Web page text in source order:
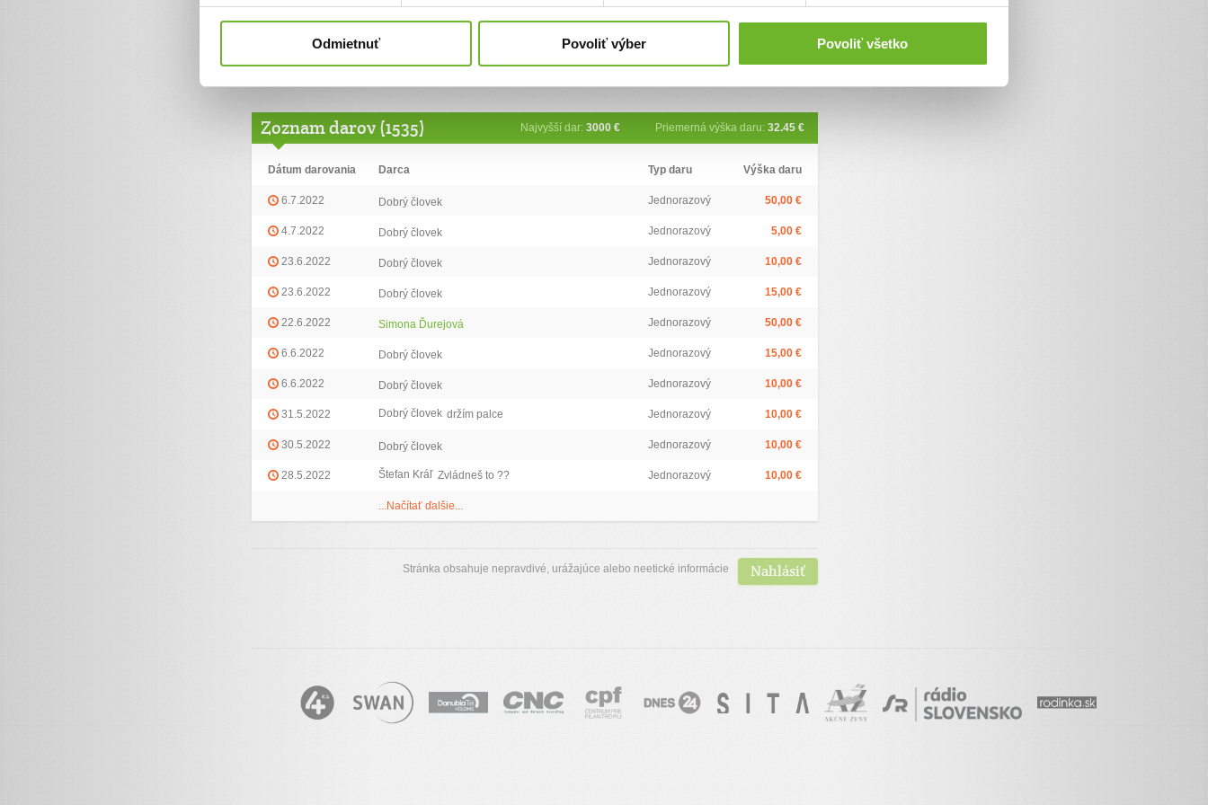
Odmietnuť Povoliť výber Povoliť všetko
Ďalšie informácie
Zoznam darov (1535) Najvyšší dar: 3000 € Priemerná výška daru: 32.45 €
Dátum darovania Darca Typ daru Výška daru
6.7.2022 Dobrý človek Jednorazový 50,00 €
4.7.2022 Dobrý človek Jednorazový 5,00 €
23.6.2022 Dobrý človek Jednorazový 10,00 €
23.6.2022 Dobrý človek Jednorazový 15,00 €
22.6.2022 Simona Ďurejová Jednorazový 50,00 €
6.6.2022 Dobrý človek Jednorazový 15,00 €
6.6.2022 Dobrý človek Jednorazový 10,00 €
31.5.2022 Dobrý človek držím palce Jednorazový 10,00 €
30.5.2022 Dobrý človek Jednorazový 10,00 €
28.5.2022 Štefan Kráľ Zvládneš to ?? Jednorazový 10,00 €
...Načítať ďalšie...
Nahlásiť
Stránka obsahuje nepravdivé, urážajúce alebo neetické informácie